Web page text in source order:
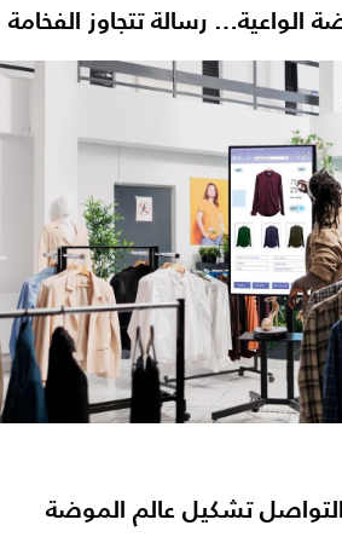
رسالة تتجاوز الفخامة
تشكيل عالم الموضة